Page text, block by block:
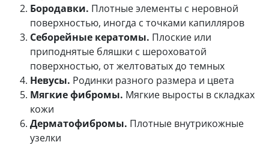
Бородавки. Плотные элементы с неровной
поверхностью, иногда с точками капилляров
Себорейные кератомы. Плоские или
приподнятые бляшки с шероховатой
поверхностью, от желтоватых до темных
Невусы. Родинки разного размера и цвета
Мягкие фибромы. Мягкие выросты в складках
кожи
Дерматофибромы. Плотные внутрикожные
узелки